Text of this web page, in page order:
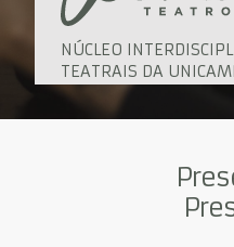
NÚCLEO
TEATRAIS DA